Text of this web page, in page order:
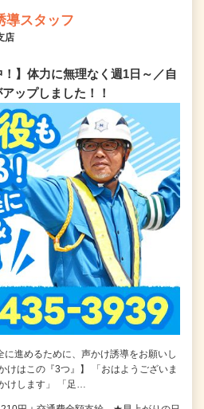
導スタッフ
店
！】体力に無理なく週1日～／自
ップしました！！
に進めるために、声かけ誘導をお願いし
けはこの『3つ』】 「おはようございま
けします」 「足…